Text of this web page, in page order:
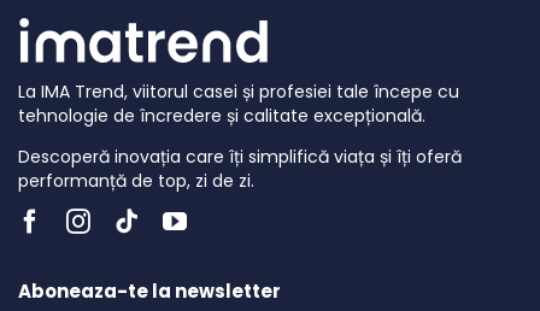
La IMA Trend, viitorul casei și profesiei tale începe cu
tehnologie de încredere și calitate excepțională.
Descoperă inovația care îți simplifică viața și îți oferă
performanță de top, zi de zi.
Aboneaza-te la newsletter